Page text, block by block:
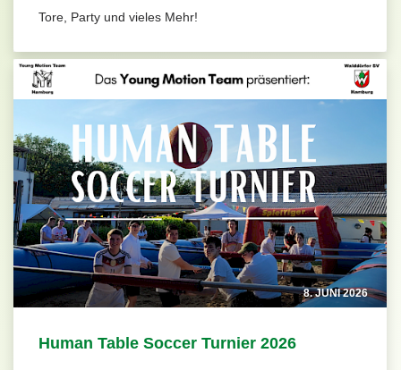
Tore, Party und vieles Mehr!
8. JUNI 2026
Human Table Soccer Turnier 2026